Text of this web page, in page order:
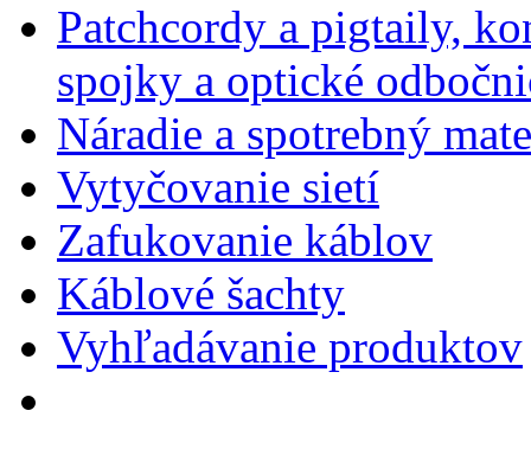
Patchcordy a pigtaily,
spojky a optické
Náradie a spotrebný
Vytyčovanie sietí
Zafukovanie káblov
Káblové šachty
Vyhľadávanie produktov